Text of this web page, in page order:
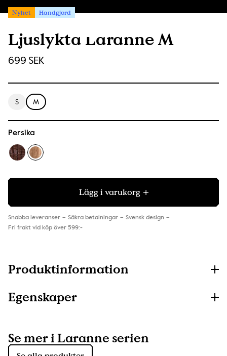
Ljuslykta Laranne M
Nyhet Handgjord
699 SEK
S M
Persika
Lägg i varukorg
Snabba leveranser Säkra betalningar
Svensk design
Fri frakt vid köp över 599:-
Produktinformation
Egenskaper
Se mer i Laranne serien